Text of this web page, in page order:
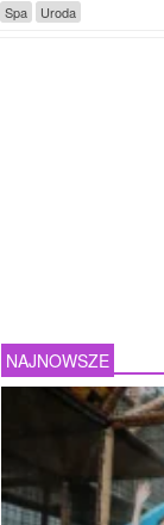
Spa
Uroda
NAJNOWSZE